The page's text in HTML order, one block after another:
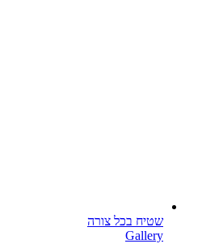
שטיח בכל צורה
Gallery